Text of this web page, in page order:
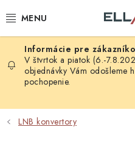
na
NOVINKY
PRÍJEM TV
ELEKTRO
V štvrtok a piatok (6.-
objednávky Vám odošleme
pochopenie.
LNB konvertory